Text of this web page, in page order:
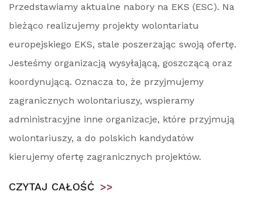
Przedstawiamy aktualne nabory na EKS (ESC). Na
bieżąco realizujemy projekty wolontariatu
europejskiego EKS, stale poszerzając swoją ofertę.
Jesteśmy organizacją wysyłającą, goszczącą oraz
koordynującą. Oznacza to, że przyjmujemy
zagranicznych wolontariuszy, wspieramy
administracyjne inne organizacje, które przyjmują
wolontariuszy, a do polskich kandydatów
kierujemy ofertę zagranicznych projektów.
CZYTAJ CAŁOŚĆ >>